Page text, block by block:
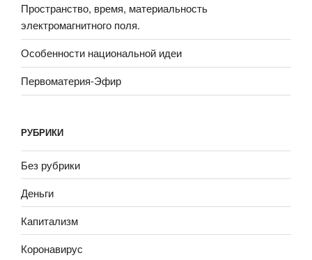
Пространство, время, материальность
электромагнитного поля.
Особенности национальной идеи
Первоматерия-Эфир
РУБРИКИ
Без рубрики
Деньги
Капитализм
Коронавирус